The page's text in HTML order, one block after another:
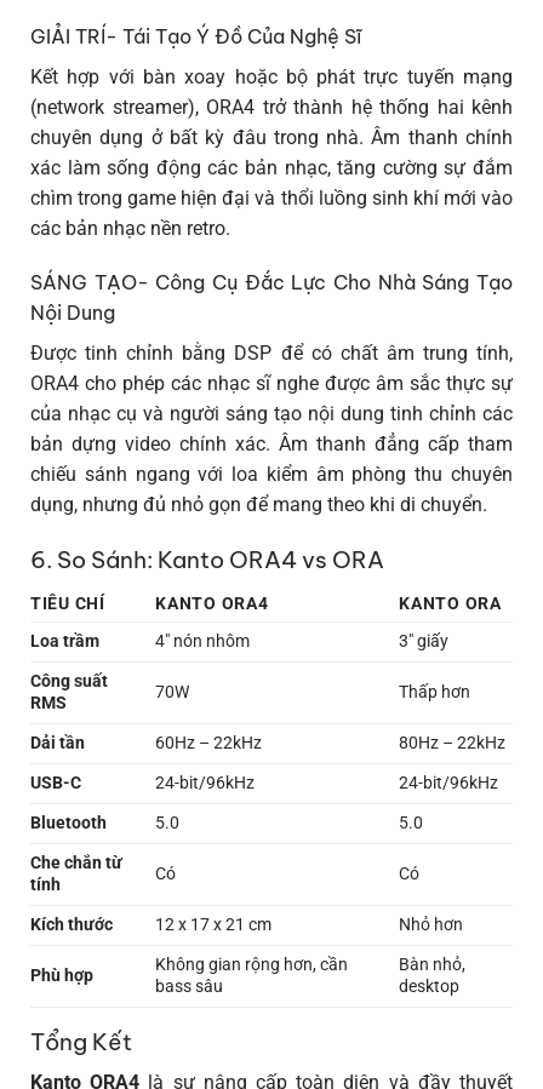
GIẢI TRÍ- Tái Tạo Ý Đồ Của Nghệ Sĩ
Kết hợp với bàn xoay hoặc bộ phát trực tuyến mạng
(network streamer), ORA4 trở thành hệ thống hai kênh
chuyên dụng ở bất kỳ đâu trong nhà. Âm thanh chính
xác làm sống động các bản nhạc, tăng cường sự đắm
chìm trong game hiện đại và thổi luồng sinh khí mới vào
các bản nhạc nền retro.
SÁNG TẠO- Công Cụ Đắc Lực Cho Nhà Sáng Tạo
Nội Dung
Được tinh chỉnh bằng DSP để có chất âm trung tính,
ORA4 cho phép các nhạc sĩ nghe được âm sắc thực sự
của nhạc cụ và người sáng tạo nội dung tinh chỉnh các
bản dựng video chính xác. Âm thanh đẳng cấp tham
chiếu sánh ngang với loa kiểm âm phòng thu chuyên
dụng, nhưng đủ nhỏ gọn để mang theo khi di chuyển.
6. So Sánh: Kanto ORA4 vs ORA
TIÊU CHÍ KANTO ORA4
KANTO ORA
Loa trầm
4″ nón nhôm
3″ giấy
Công suất
RMS
70W Thấp hơn
Dải tần 60Hz – 22kHz
80Hz – 22kHz
USB-C
24-bit/96kHz
24-bit/96kHz
Bluetooth
5.0
5.0
Che chắn từ
tính
Có Có
Kích thước 12 x 17 x 21 cm Nhỏ hơn
Phù hợp
Không gian rộng hơn, cần
bass sâu
Bàn nhỏ,
desktop
Tổng Kết
Kanto ORA4 là sự nâng cấp toàn diện và đầy thuyết